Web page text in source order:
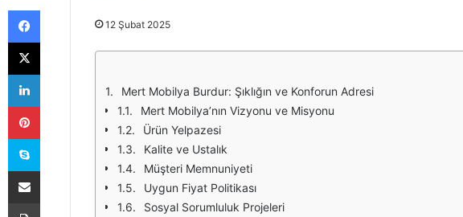
12 Şubat 2025
Mert Mobilya Burdur: Şıklığın ve Konforun Adresi
Mert Mobilya’nın Vizyonu ve Misyonu
Ürün Yelpazesi
Kalite ve Ustalık
Müşteri Memnuniyeti
Uygun Fiyat Politikası
Sosyal Sorumluluk Projeleri
Facebook
X
LinkedIn
Pinterest
Skype
E-Posta ile paylaş